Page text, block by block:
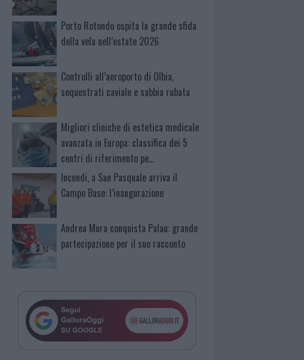
Porto Rotondo ospita la grande sfida
della vela nell’estate 2026
Controlli all’aeroporto di Olbia,
sequestrati caviale e sabbia rubata
Migliori cliniche di estetica medicale
avanzata in Europa: classifica dei 5
centri di riferimento pe…
Incendi, a San Pasquale arriva il
Campo Base: l’inaugurazione
Andrea Mura conquista Palau: grande
partecipazione per il suo racconto